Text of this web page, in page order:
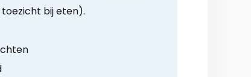
bij eten).